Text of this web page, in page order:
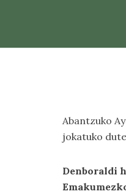
Abantzuko
jokatuko
Denboraldi